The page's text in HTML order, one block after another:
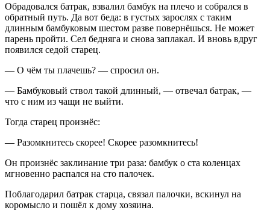
Обрадовался батрак, взвалил бамбук на плечо и собрался в
обратный путь. Да вот беда: в густых зарослях с таким
длинным бамбуковым шестом разве повернёшься. Не может
парень пройти. Сел бедняга и снова заплакал. И вновь вдруг
появился седой старец.
— О чём ты плачешь? — спросил он.
— Бамбуковый ствол такой длинный, — отвечал батрак, —
что с ним из чащи не выйти.
Тогда старец произнёс:
— Разомкнитесь скорее! Скорее разомкнитесь!
Он произнёс заклинание три раза: бамбук о ста коленцах
мгновенно распался на сто палочек.
Поблагодарил батрак старца, связал палочки, вскинул на
коромысло и пошёл к дому хозяина.